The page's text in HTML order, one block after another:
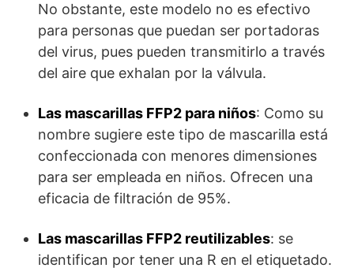
No obstante, este modelo no es efectivo
para personas que puedan ser portadoras
del virus, pues pueden transmitirlo a través
del aire que exhalan por la válvula.
Las mascarillas FFP2 para niños: Como su
nombre sugiere este tipo de mascarilla está
confeccionada con menores dimensiones
para ser empleada en niños. Ofrecen una
eficacia de filtración de 95%.
Las mascarillas FFP2 reutilizables: se
identifican por tener una R en el etiquetado.